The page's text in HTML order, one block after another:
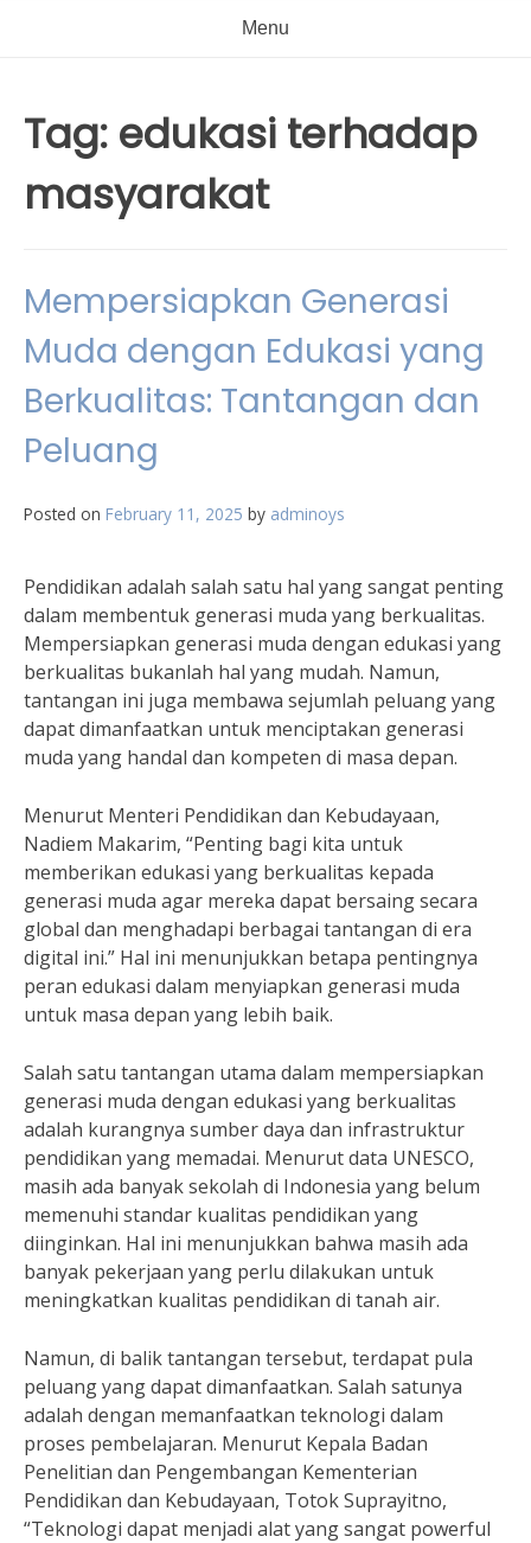
Menu
Tag: edukasi terhadap
masyarakat
Mempersiapkan Generasi
Muda dengan Edukasi yang
Berkualitas: Tantangan dan
Peluang
Posted on February 11, 2025 by adminoys
Pendidikan adalah salah satu hal yang sangat penting
dalam membentuk generasi muda yang berkualitas.
Mempersiapkan generasi muda dengan edukasi yang
berkualitas bukanlah hal yang mudah. Namun,
tantangan ini juga membawa sejumlah peluang yang
dapat dimanfaatkan untuk menciptakan generasi
muda yang handal dan kompeten di masa depan.
Menurut Menteri Pendidikan dan Kebudayaan,
Nadiem Makarim, “Penting bagi kita untuk
memberikan edukasi yang berkualitas kepada
generasi muda agar mereka dapat bersaing secara
global dan menghadapi berbagai tantangan di era
digital ini.” Hal ini menunjukkan betapa pentingnya
peran edukasi dalam menyiapkan generasi muda
untuk masa depan yang lebih baik.
Salah satu tantangan utama dalam mempersiapkan
generasi muda dengan edukasi yang berkualitas
adalah kurangnya sumber daya dan infrastruktur
pendidikan yang memadai. Menurut data UNESCO,
masih ada banyak sekolah di Indonesia yang belum
memenuhi standar kualitas pendidikan yang
diinginkan. Hal ini menunjukkan bahwa masih ada
banyak pekerjaan yang perlu dilakukan untuk
meningkatkan kualitas pendidikan di tanah air.
Namun, di balik tantangan tersebut, terdapat pula
peluang yang dapat dimanfaatkan. Salah satunya
adalah dengan memanfaatkan teknologi dalam
proses pembelajaran. Menurut Kepala Badan
Penelitian dan Pengembangan Kementerian
Pendidikan dan Kebudayaan, Totok Suprayitno,
“Teknologi dapat menjadi alat yang sangat powerful